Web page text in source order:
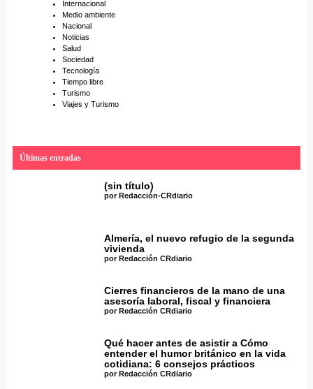
Internacional
Medio ambiente
Nacional
Noticias
Salud
Sociedad
Tecnología
Tiempo libre
Turismo
Viajes y Turismo
Últimas entradas
(sin título)
por Redacción-CRdiario
Almería, el nuevo refugio de la segunda
vivienda
por Redacción CRdiario
Cierres financieros de la mano de una
asesoría laboral, fiscal y financiera
por Redacción CRdiario
Qué hacer antes de asistir a Cómo
entender el humor británico en la vida
cotidiana: 6 consejos prácticos
por Redacción CRdiario